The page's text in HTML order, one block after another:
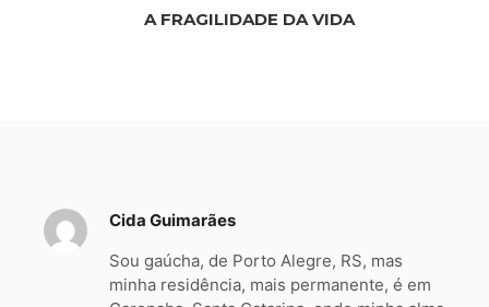
A FRAGILIDADE DA VIDA
Cida Guimarães
Sou gaúcha, de Porto Alegre, RS, mas
minha residência, mais permanente, é em